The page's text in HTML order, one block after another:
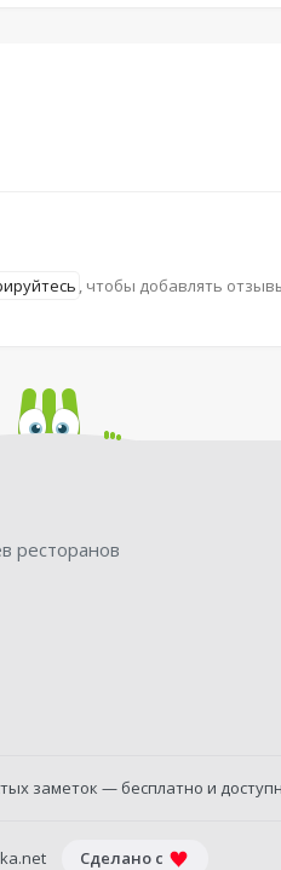
, чтобы добавлять
ресторанов
заметок — бесплатно и
Сделано с